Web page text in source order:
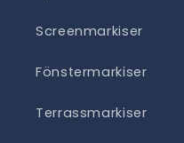
Screenmarkiser
Fönstermarkiser
Terrassmarkiser